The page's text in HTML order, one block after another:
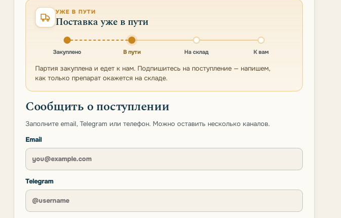
УЖЕ В ПУТИ
Поставка уже в пути
Закуплено В пути На склад К вам
Партия закуплена и едет к нам. Подпишитесь на поступление — напишем,
как только препарат окажется на складе.
Сообщить о поступлении
Заполните email, Telegram или телефон. Можно оставить несколько каналов.
Email
Telegram